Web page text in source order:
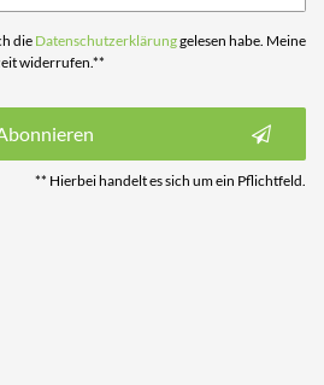
die Daten­schutz­erklärunggelesen habe. Meine
widerrufen.**
** Hierbei handelt es sich um ein Pflichtfeld.